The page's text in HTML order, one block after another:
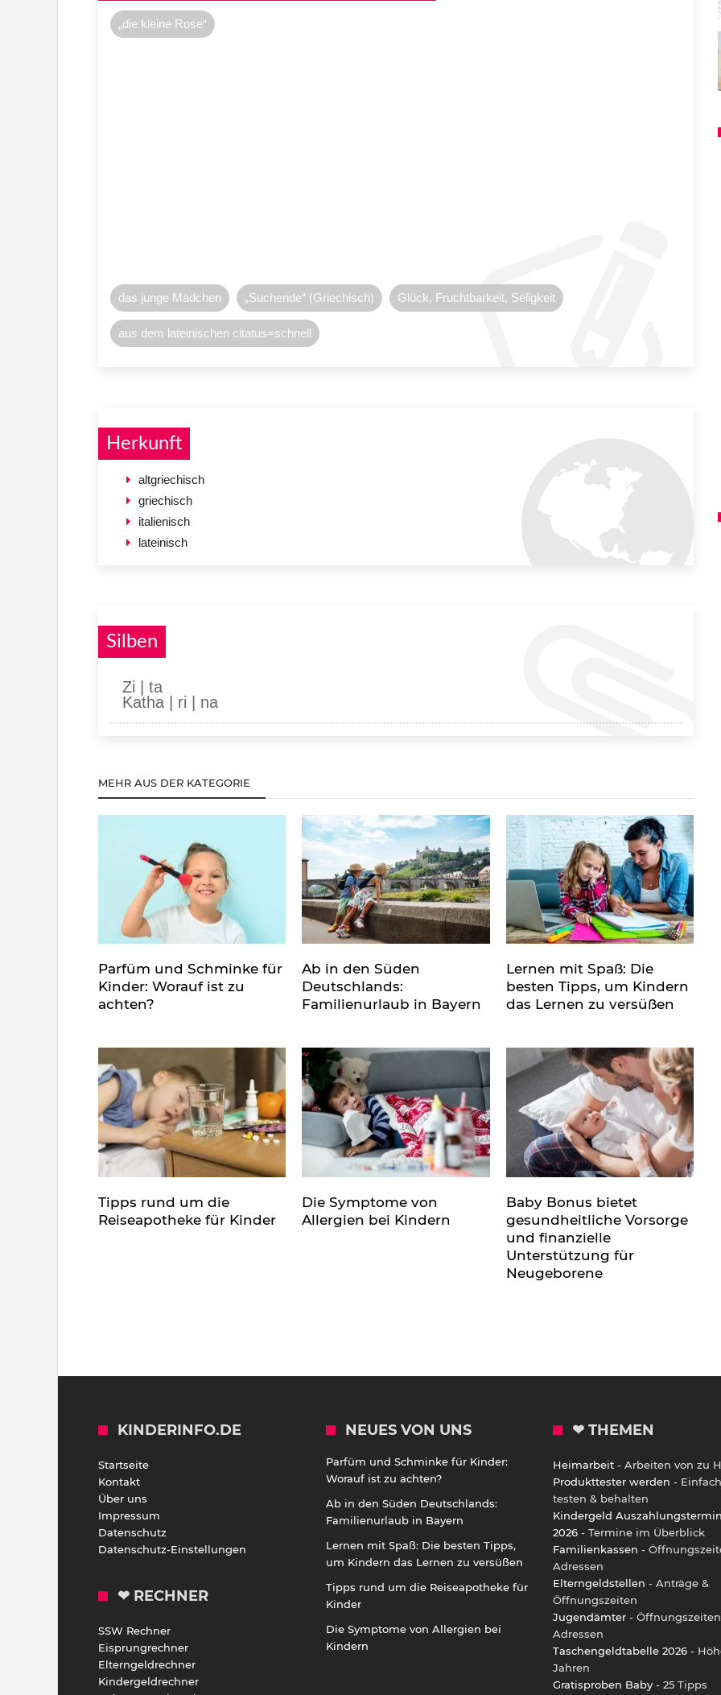
„die kleine Rose“
das junge Mädchen „Suchende“ (Griechisch) Glück, Fruchtbarkeit, Seligkeit
aus dem lateinischen citatus=schnell
Herkunft
altgriechisch
griechisch
italienisch
lateinisch
Silben
Zi | ta
Katha | ri | na
MEHR AUS DER KATEGORIE
Parfüm und Schminke für
Kinder: Worauf ist zu
achten?
Ab in den Süden
Deutschlands:
Familienurlaub in Bayern
Lernen mit Spaß: Die
besten Tipps, um Kindern
das Lernen zu versüßen
Tipps rund um die
Reiseapotheke für Kinder
Die Symptome von
Allergien bei Kindern
Baby Bonus bietet
gesundheitliche Vorsorge
und finanzielle
Unterstützung für
Neugeborene
KINDERINFO.DE
Startseite
Kontakt
Über uns
Impressum
Datenschutz
Datenschutz-Einstellungen
❤ RECHNER
SSW Rechner
Eisprungrechner
Elterngeldrechner
Kindergeldrechner
NEUES VON UNS
Parfüm und Schminke für Kinder:
Worauf ist zu achten?
Ab in den Süden Deutschlands:
Familienurlaub in Bayern
Lernen mit Spaß: Die besten Tipps,
um Kindern das Lernen zu versüßen
Tipps rund um die Reiseapotheke für
Kinder
Die Symptome von Allergien bei
Kindern
❤ THEMEN
Heimarbeit - Arbeiten von zu
Produkttester werden - Einfach
testen & behalten
Kindergeld
2026 - Termine im Überblick
Familienkassen -
Adressen
Elterngeldstellen - Anträge &
Öffnungszeiten
Jugendämter -
Adressen
Taschengeldtabelle 2026 -
Jahren
Gratisproben Baby - 25 Tipps